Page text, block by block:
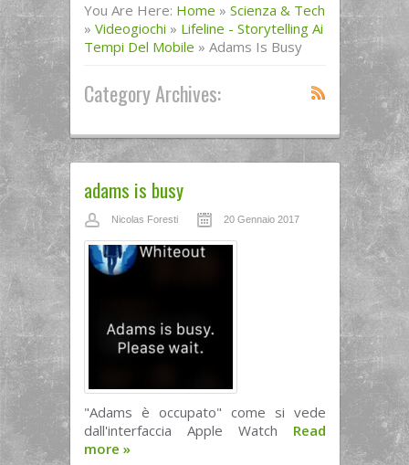
You Are Here: Home » Scienza & Tech
» Videogiochi » Lifeline - Storytelling Ai
Tempi Del Mobile » Adams Is Busy
Category Archives:
adams is busy
Nicolas Foresti 20 Gennaio 2017
"Adams è occupato" come si vede
dall'interfaccia Apple Watch Read
more »